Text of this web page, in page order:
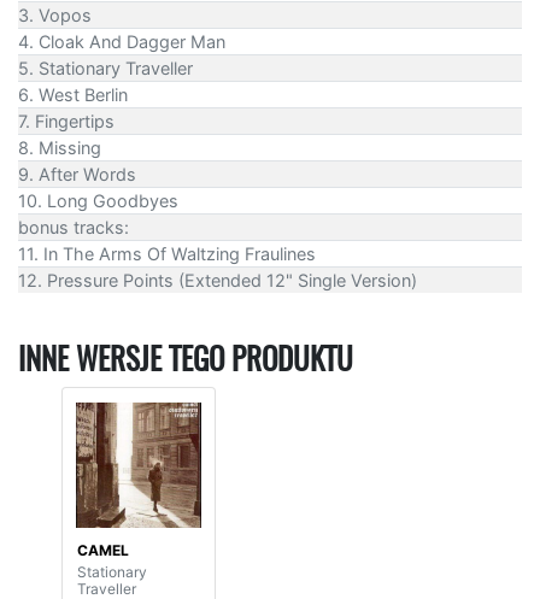
3. Vopos
4. Cloak And Dagger Man
5. Stationary Traveller
6. West Berlin
7. Fingertips
8. Missing
9. After Words
10. Long Goodbyes
bonus tracks:
11. In The Arms Of Waltzing Fraulines
12. Pressure Points (Extended 12" Single Version)
INNE WERSJE TEGO PRODUKTU
CAMEL
Stationary
Traveller